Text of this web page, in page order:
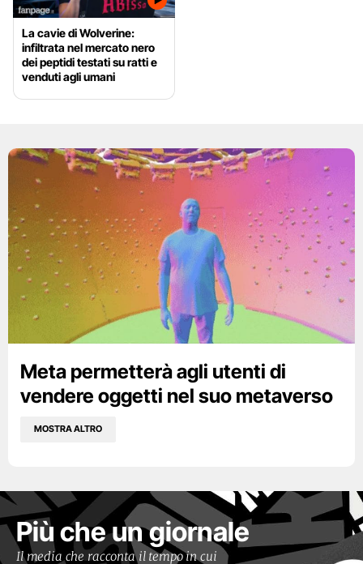
La cavie di Wolverine:
infiltrata nel mercato nero
dei peptidi testati su ratti e
venduti agli umani
Meta permetterà agli utenti di
vendere oggetti nel suo metaverso
MOSTRA ALTRO
Più che un giornale
Il media che racconta il tempo in cui